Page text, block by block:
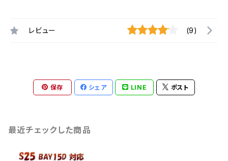
レビュー (9)
保存 シェア LINE ポスト
最近チェックした商品